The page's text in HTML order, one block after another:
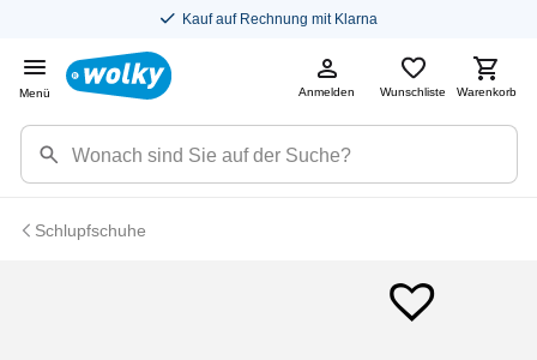
Kauf auf Rechnung mit Klarna
Menü Anmelden Wunschliste Warenkorb
Schlupfschuhe